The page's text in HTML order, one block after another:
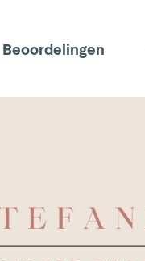
Beoordelingen